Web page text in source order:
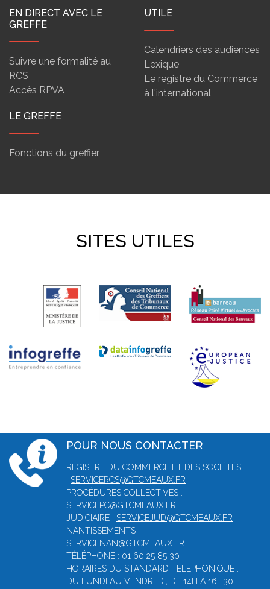
EN DIRECT AVEC LE
GREFFE
Suivre une formalité au
RCS
Accès RPVA
UTILE
Calendriers des audiences
Lexique
Le registre du Commerce
à l'international
LE GREFFE
Fonctions du greffier
SITES UTILES
POUR NOUS CONTACTER
REGISTRE DU COMMERCE ET DES SOCIÉTÉS
: SERVICERCS@GTCMEAUX.FR
PROCÉDURES COLLECTIVES :
SERVICEPC@GTCMEAUX.FR
JUDICIAIRE : SERVICEJUD@GTCMEAUX.FR
NANTISSEMENTS :
SERVICENAN@GTCMEAUX.FR
TÉLÉPHONE : 01 60 25 85 30
HORAIRES DU STANDARD TELEPHONIQUE :
DU LUNDI AU VENDREDI, DE 14H À 16H30